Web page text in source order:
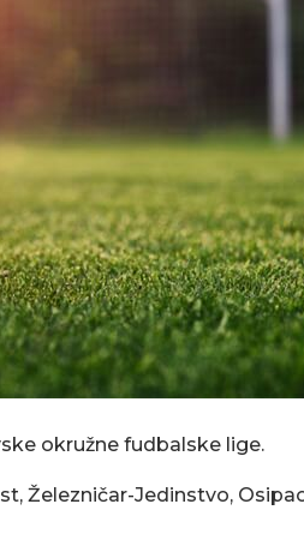
okružne fudbalske lige.
Železničar-Jedinstvo,